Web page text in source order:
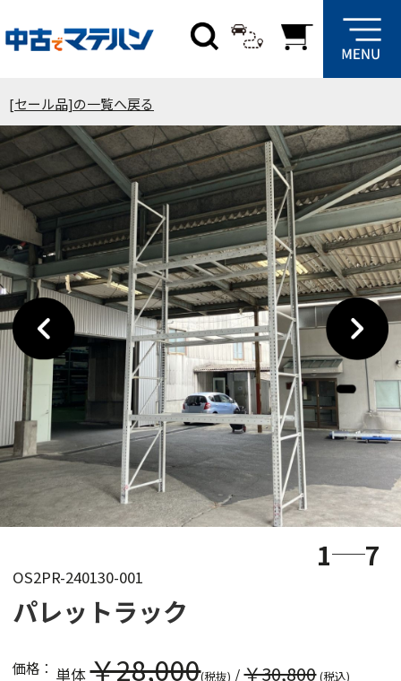
[セール品]の一覧へ戻る
1 7
OS2PR-240130-001
パレットラック
価格： 単体￥28,000(税抜) /￥30,800 (税込)